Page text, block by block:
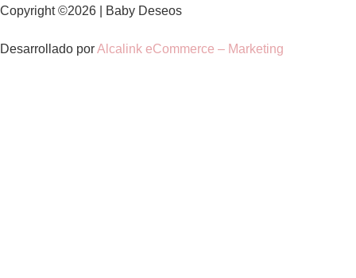
Copyright ©2026 | Baby Deseos
Desarrollado porAlcalink eCommerce – Marketing